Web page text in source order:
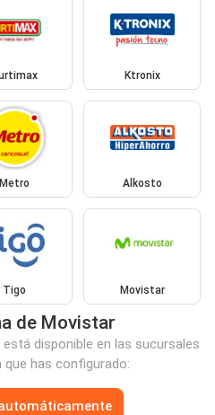
Ktronix
Metro Alkosto
Tigo Movistar
de Movistar
disponible en las sucursales
que has configurado: